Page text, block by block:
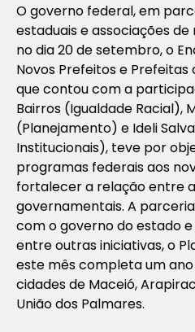
O governo federal, em
estaduais e associações
no dia 20 de setembro, o
Novos Prefeitos e Prefeitas
que contou com a
Bairros (Igualdade Racial),
(Planejamento) e Ideli
Institucionais), teve por
programas federais aos
fortalecer a relação entre
governamentais. A
com o governo do estado
entre outras iniciativas, o
este mês completa um
cidades de Maceió,
União dos Palmares.